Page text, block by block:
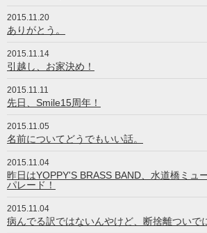
2015.11.20
ありがとう。
2015.11.14
引越し、お家決め！
2015.11.11
先日、Smile15周年！
2015.11.05
名前についてどうでもいい話。
2015.11.04
昨日はYOPPY'S BRASS BAND、水道橋ミュ
パレード！
2015.11.04
病んでる訳ではないんやけど、断捨離ついで